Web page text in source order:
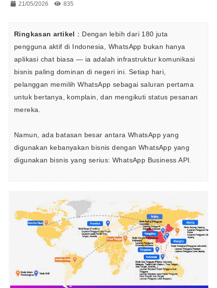
21/05/2026 835
Ringkasan artikel ：Dengan lebih dari 180 juta
pengguna aktif di Indonesia, WhatsApp bukan hanya
aplikasi chat biasa — ia adalah infrastruktur komunikasi
bisnis paling dominan di negeri ini. Setiap hari,
pelanggan memilih WhatsApp sebagai saluran pertama
untuk bertanya, komplain, dan mengikuti status pesanan
mereka.
Namun, ada batasan besar antara WhatsApp yang
digunakan kebanyakan bisnis dengan WhatsApp yang
digunakan bisnis yang serius: WhatsApp Business API.